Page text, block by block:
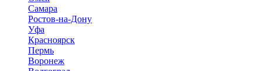
Самара
Ростов-на-Дону
Уфа
Красноярск
Пермь
Воронеж